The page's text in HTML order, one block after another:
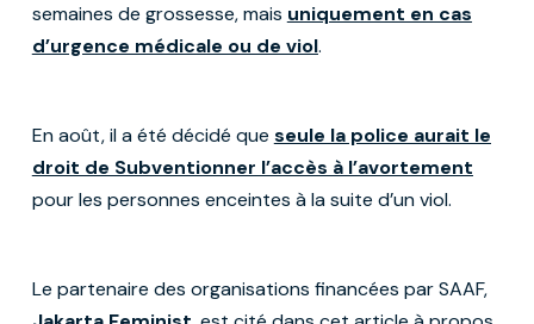
semaines de grossesse, mais uniquement en cas
d’urgence médicale ou de viol.
En août, il a été décidé que seule la police aurait le
droit de Subventionner l’accès à l’avortement
pour les personnes enceintes à la suite d’un viol.
Le partenaire des organisations financées par SAAF,